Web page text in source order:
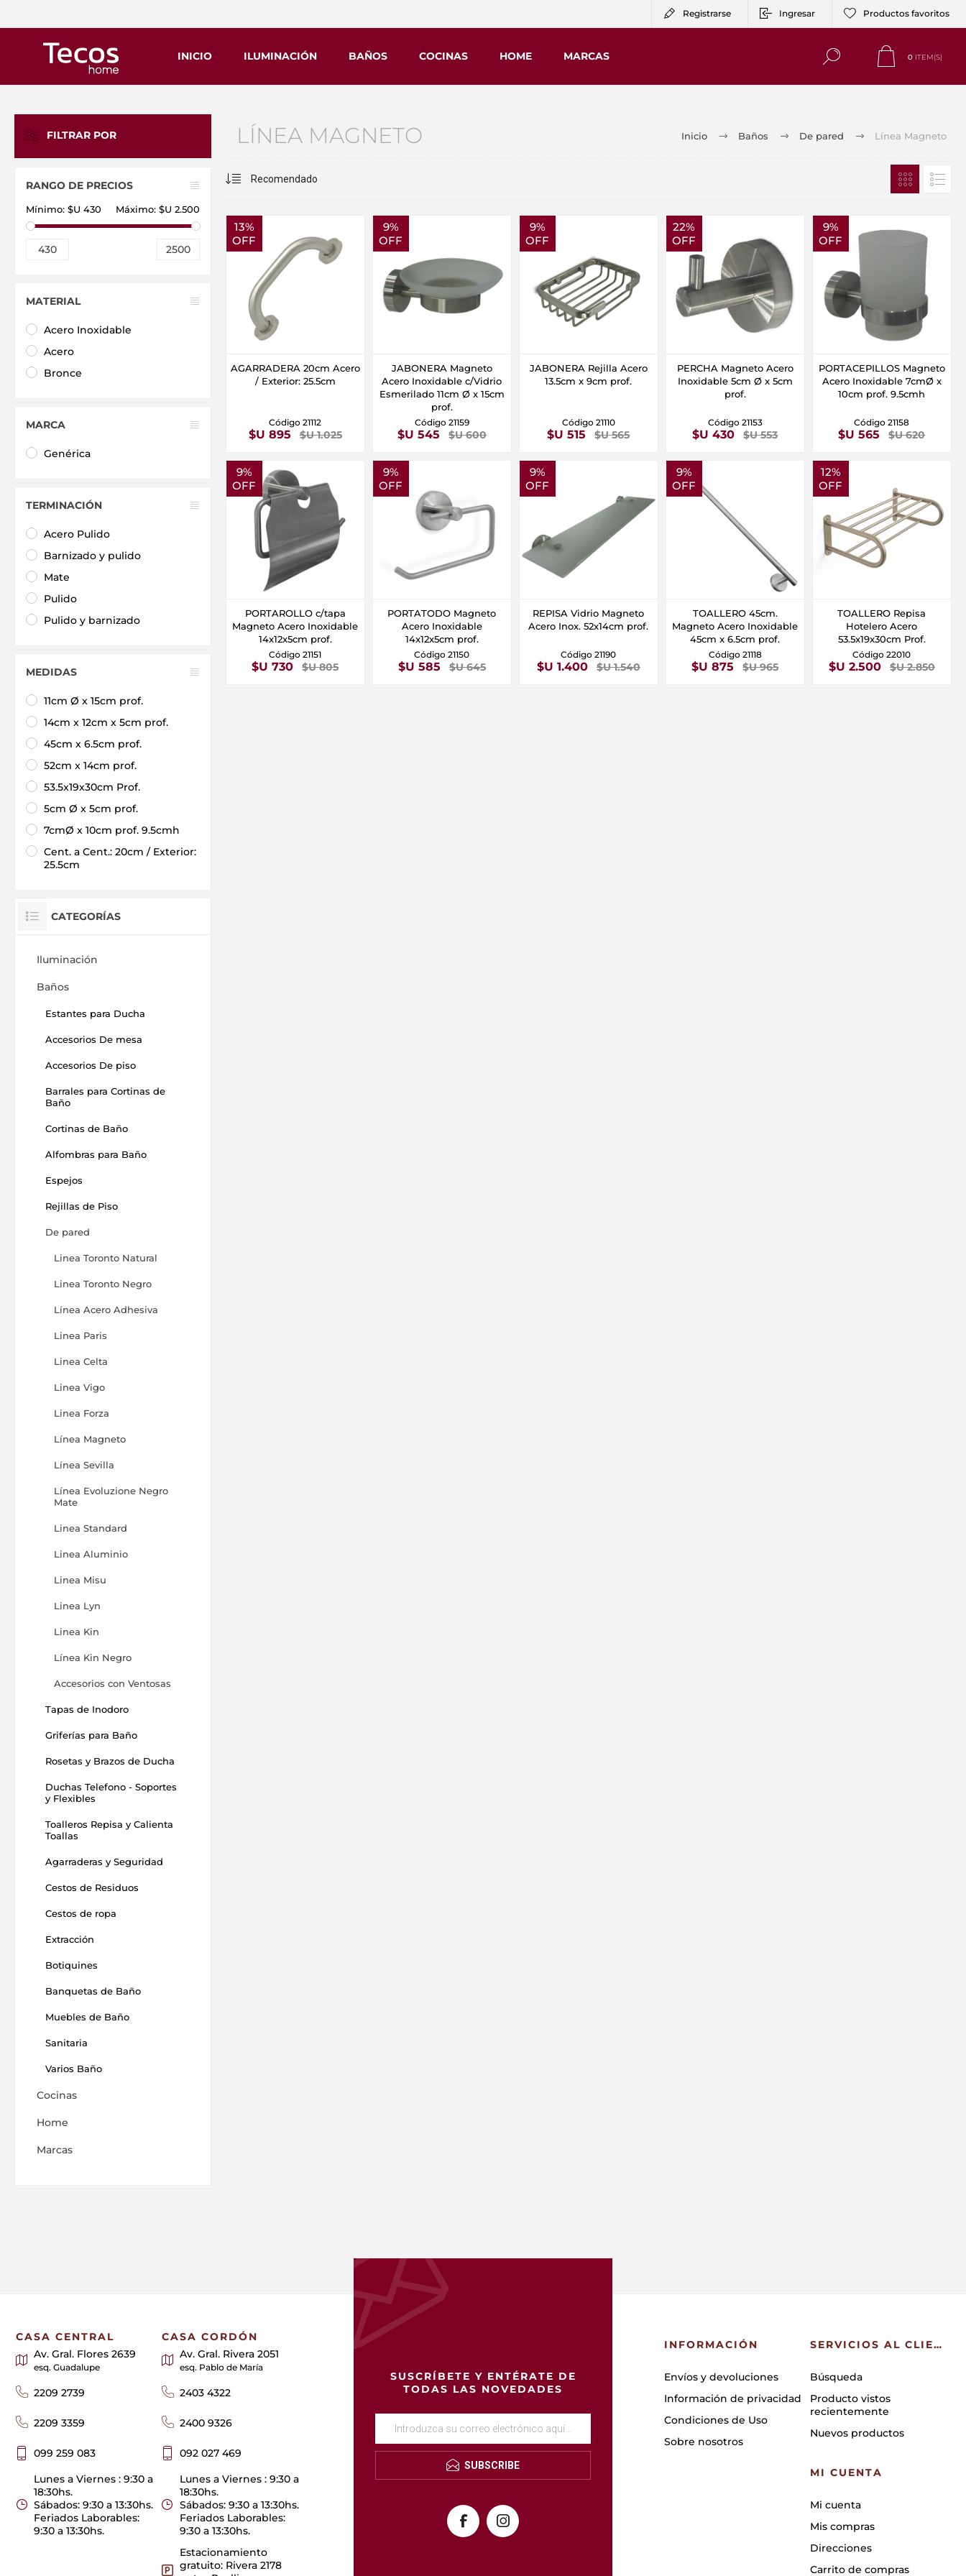
Registrarse Ingresar Productos favoritos
INICIO ILUMINACIÓN BAÑOS COCINAS HOME MARCAS 0 ITEM(S)
Inicio Baños De pared Línea Magneto
LÍNEA MAGNETO
13%
OFF
AGARRADERA 20cm Acero
/ Exterior: 25.5cm
Código 21112
$U 895 $U 1.025
9%
OFF
JABONERA Magneto
Acero Inoxidable c/Vidrio
Esmerilado 11cm Ø x 15cm
prof.
Código 21159
$U 545 $U 600
9%
OFF
JABONERA Rejilla Acero
13.5cm x 9cm prof.
Código 21110
$U 515 $U 565
22%
OFF
PERCHA Magneto Acero
Inoxidable 5cm Ø x 5cm
prof.
Código 21153
$U 430 $U 553
9%
OFF
PORTACEPILLOS Magneto
Acero Inoxidable 7cmØ x
10cm prof. 9.5cmh
Código 21158
$U 565 $U 620
9%
OFF
PORTAROLLO c/tapa
Magneto Acero Inoxidable
14x12x5cm prof.
Código 21151
$U 730 $U 805
9%
OFF
PORTATODO Magneto
Acero Inoxidable
14x12x5cm prof.
Código 21150
$U 585 $U 645
9%
OFF
REPISA Vidrio Magneto
Acero Inox. 52x14cm prof.
Código 21190
$U 1.400 $U 1.540
9%
OFF
TOALLERO 45cm.
Magneto Acero Inoxidable
45cm x 6.5cm prof.
Código 21118
$U 875 $U 965
12%
OFF
TOALLERO Repisa
Hotelero Acero
53.5x19x30cm Prof.
Código 22010
$U 2.500 $U 2.850
FILTRAR POR
RANGO DE PRECIOS
Mínimo: $U 430 Máximo: $U 2.500
430 2500
MATERIAL
Acero Inoxidable
Acero
Bronce
MARCA
Genérica
TERMINACIÓN
Acero Pulido
Barnizado y pulido
Mate
Pulido
Pulido y barnizado
MEDIDAS
11cm Ø x 15cm prof.
14cm x 12cm x 5cm prof.
45cm x 6.5cm prof.
52cm x 14cm prof.
53.5x19x30cm Prof.
5cm Ø x 5cm prof.
7cmØ x 10cm prof. 9.5cmh
Cent. a Cent.: 20cm / Exterior:
25.5cm
CATEGORÍAS
Iluminación
Baños
Estantes para Ducha
Accesorios De mesa
Accesorios De piso
Barrales para Cortinas de
Baño
Cortinas de Baño
Alfombras para Baño
Espejos
Rejillas de Piso
De pared
Linea Toronto Natural
Linea Toronto Negro
Línea Acero Adhesiva
Linea Paris
Linea Celta
Linea Vigo
Linea Forza
Línea Magneto
Línea Sevilla
Línea Evoluzione Negro
Mate
Linea Standard
Linea Aluminio
Linea Misu
Linea Lyn
Linea Kin
Línea Kin Negro
Accesorios con Ventosas
Tapas de Inodoro
Griferías para Baño
Rosetas y Brazos de Ducha
Duchas Telefono - Soportes
y Flexibles
Toalleros Repisa y Calienta
Toallas
Agarraderas y Seguridad
Cestos de Residuos
Cestos de ropa
Extracción
Botiquines
Banquetas de Baño
Muebles de Baño
Sanitaria
Varios Baño
Cocinas
Home
Marcas
SUSCRÍBETE Y ENTÉRATE DE
TODAS LAS NOVEDADES
SUBSCRIBE
CASA CENTRAL
Av. Gral. Flores 2639
esq. Guadalupe
2209 2739
2209 3359
099 259 083
Lunes a Viernes : 9:30 a
18:30hs.
Sábados: 9:30 a 13:30hs.
Feriados Laborables:
9:30 a 13:30hs.
CASA CORDÓN
Av. Gral. Rivera 2051
esq. Pablo de María
2403 4322
2400 9326
092 027 469
Lunes a Viernes : 9:30 a
18:30hs.
Sábados: 9:30 a 13:30hs.
Feriados Laborables:
9:30 a 13:30hs.
Estacionamiento
gratuito: Rivera 2178
INFORMACIÓN
Envíos y devoluciones
Información de privacidad
Condiciones de Uso
Sobre nosotros
SERVICIOS AL CLIENTE
Búsqueda
Producto vistos
recientemente
Nuevos productos
MI CUENTA
Mi cuenta
Mis compras
Direcciones
Carrito de compras